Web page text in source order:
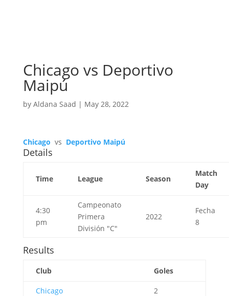
Chicago vs Deportivo
Maipú
by Aldana Saad | May 28, 2022
Chicago vs Deportivo Maipú
Details
Time League Season
Match
Day
4:30
pm
Campeonato
Primera
División "C"
2022
Fecha
8
Results
Club Goles
Chicago
2